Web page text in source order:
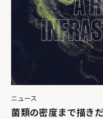
ニュース
菌類の密度まで描き